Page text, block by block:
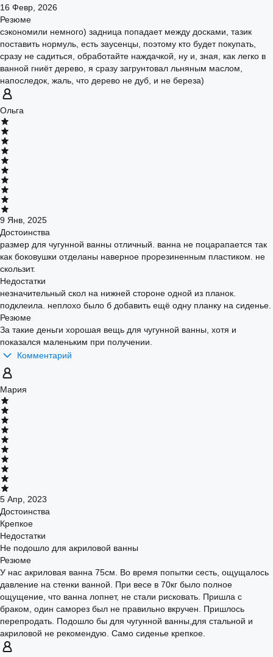
16 Февр, 2026
Резюме
сэкономили немного) задница попадает между досками, тазик
поставить нормуль, есть заусенцы, поэтому кто будет покупать,
сразу не садиться, обработайте наждачкой, ну и, зная, как легко в
ванной гниёт дерево, я сразу загрунтовал льняным маслом,
напоследок, жаль, что дерево не дуб, и не береза)
Ольга
9 Янв, 2025
Достоинства
размер для чугунной ванны отличный. ванна не поцарапается так
как боковушки отделаны наверное прорезиненным пластиком. не
скользит.
Недостатки
незначительный скол на нижней стороне одной из планок.
подклеила. неплохо было б добавить ещё одну планку на сиденье.
Резюме
За такие деньги хорошая вещь для чугунной ванны, хотя и
показался маленьким при получении.
Комментарий
Мария
5 Апр, 2023
Достоинства
Крепкое
Недостатки
Не подошло для акриловой ванны
Резюме
У нас акриловая ванна 75см. Во время попытки сесть, ощущалось
давление на стенки ванной. При весе в 70кг было полное
ощущение, что ванна лопнет, не стали рисковать. Пришла с
браком, один саморез был не правильно вкручен. Пришлось
перепродать. Подошло бы для чугунной ванны,для стальной и
акриловой не рекомендую. Само сиденье крепкое.